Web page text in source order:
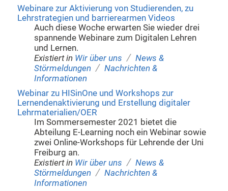
Webinare zur Aktivierung von Studierenden, zu
Lehrstrategien und barrierearmen Videos
Auch diese Woche erwarten Sie wieder drei
spannende Webinare zum Digitalen Lehren
und Lernen.
Existiert in Wir über uns / News &
Störmeldungen / Nachrichten &
Informationen
Webinar zu HISinOne und Workshops zur
Lernendenaktivierung und Erstellung digitaler
Lehrmaterialien/OER
Im Sommersemester 2021 bietet die
Abteilung E-Learning noch ein Webinar sowie
zwei Online-Workshops für Lehrende der Uni
Freiburg an.
Existiert in Wir über uns / News &
Störmeldungen / Nachrichten &
Informationen